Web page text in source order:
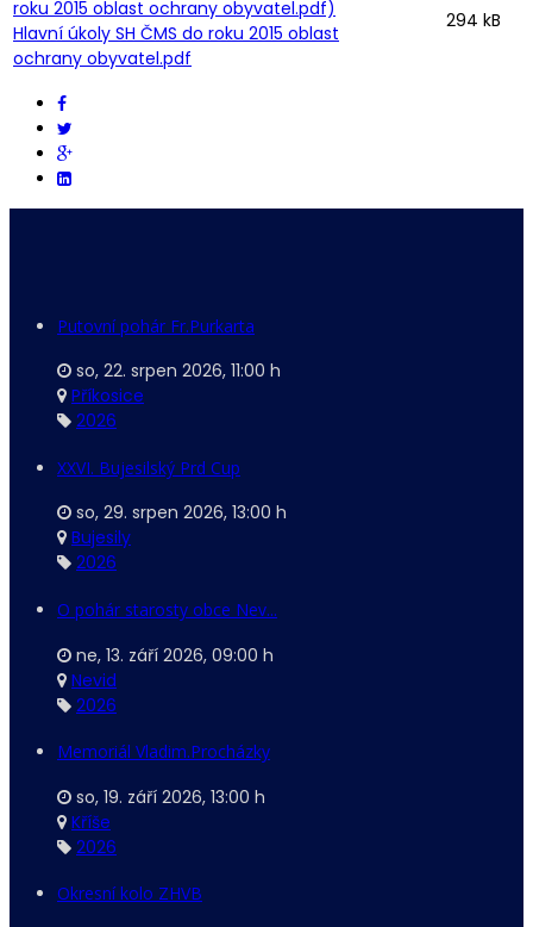
Hlavní úkoly SH ČMS do roku 2015 oblast
ochrany obyvatel.pdf
294 kB
Putovní pohár Fr.Purkarta
so, 22. srpen 2026, 11:00 h
Příkosice
2026
XXVI. Bujesilský Prd Cup
so, 29. srpen 2026, 13:00 h
Bujesily
2026
O pohár starosty obce Nev...
ne, 13. září 2026, 09:00 h
Nevid
2026
Memoriál Vladim.Procházky
so, 19. září 2026, 13:00 h
Kříše
2026
Okresní kolo ZHVB